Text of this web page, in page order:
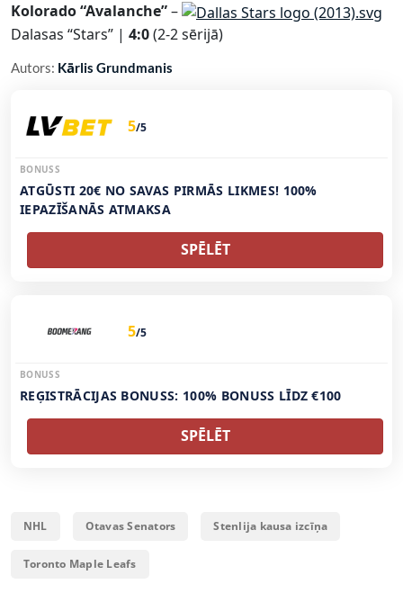
Kolorado “Avalanche”–
Dalasas “Stars” | 4:0(2-2 sērijā)
Autors: Kārlis Grundmanis
5/5
BONUSS
ATGŪSTI 20€ NO SAVAS PIRMĀS LIKMES! 100%
IEPAZĪŠANĀS ATMAKSA
SPĒLĒT
5/5
BONUSS
REĢISTRĀCIJAS BONUSS: 100% BONUSS LĪDZ €100
SPĒLĒT
NHL Otavas Senators Stenlija kausa izcīņa
Toronto Maple Leafs